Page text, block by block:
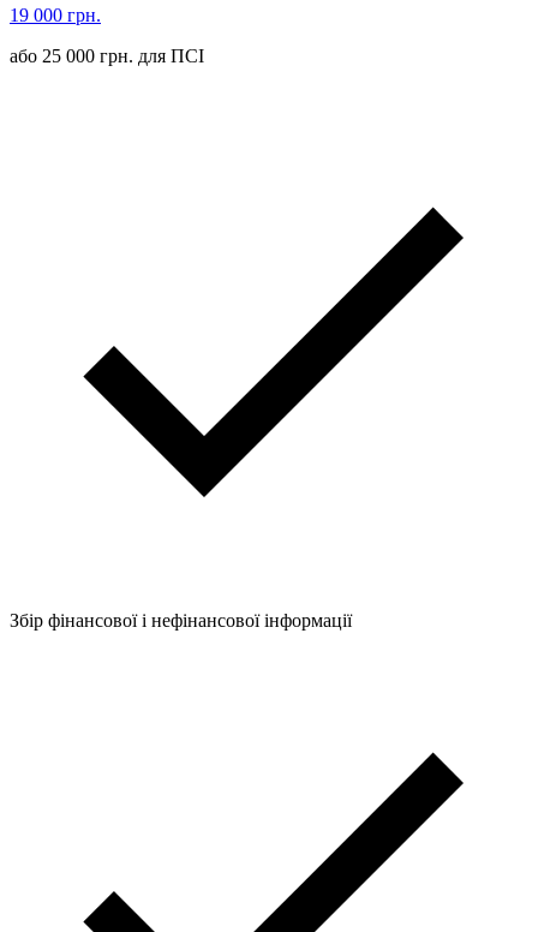
19 000 грн.
або 25 000 грн. для ПСІ
Збір фінансової і нефінансової інформації